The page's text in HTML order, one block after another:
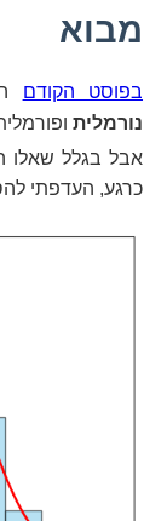
מבוא
בפוסט הקודם
נורמלית
אבל בגלל שאלו
כרגע, העדפתי